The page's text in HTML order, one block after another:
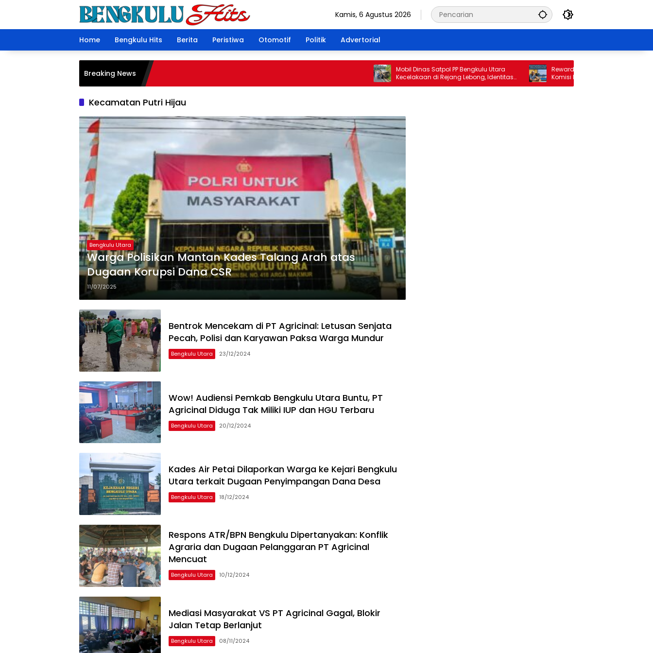
Kamis, 6 Agustus 2026
Home Bengkulu Hits Berita Peristiwa Otomotif Politik Advertorial
Breaking News
Mobil Dinas Satpol PP Bengkulu Utara
Kecelakaan di Rejang Lebong, Identitas
Pengemudi Tuai Sorotan
Reward di Tengah Kerugian Rp34 Miliar,
Komisi II DPRD Bengkulu Utara
Pemanggilan Pihak Perumda
Kecamatan Putri Hijau
Bengkulu Utara
Warga Polisikan Mantan Kades Talang Arah atas
Dugaan Korupsi Dana CSR
11/07/2025
Bentrok Mencekam di PT Agricinal: Letusan Senjata
Pecah, Polisi dan Karyawan Paksa Warga Mundur
Bengkulu Utara 23/12/2024
Wow! Audiensi Pemkab Bengkulu Utara Buntu, PT
Agricinal Diduga Tak Miliki IUP dan HGU Terbaru
Bengkulu Utara 20/12/2024
Kades Air Petai Dilaporkan Warga ke Kejari Bengkulu
Utara terkait Dugaan Penyimpangan Dana Desa
Bengkulu Utara 18/12/2024
Respons ATR/BPN Bengkulu Dipertanyakan: Konflik
Agraria dan Dugaan Pelanggaran PT Agricinal
Mencuat
Bengkulu Utara 10/12/2024
Mediasi Masyarakat VS PT Agricinal Gagal, Blokir
Jalan Tetap Berlanjut
Bengkulu Utara 08/11/2024